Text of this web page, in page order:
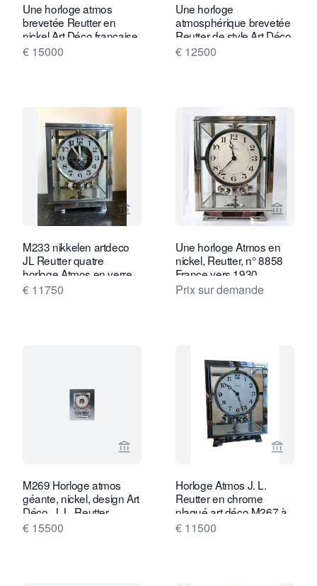
Une horloge atmos
brevetée Reutter en
nickel Art Déco française,
vers 1933.
€ 15000
Une horloge
atmosphérique brevetée
Reutter de style Art Déco
en marbre français, vers
€ 12500
Voir la page vendeur de Van Brug
M233 nikkelen artdeco
JL Reutter quatre
horloge Atmos en verre,
la grande Nikkelen vitrine
€ 11750
Voir la
Une horloge Atmos en
nickel, Reutter, n° 8858
France vers 1930.
Prix sur demande
Voir la page vendeur de Van Brug
M269 Horloge atmos
géante, nickel, design Art
Déco, J. L. Reutter
numérotée 6179, France
€ 15500
Voir la
Horloge Atmos J. L.
Reutter en chrome
plaqué art déco M267 à
cinq verres
€ 11500